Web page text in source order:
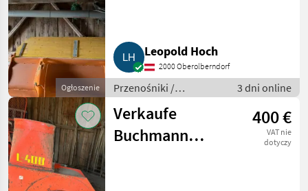
Ogłoszenie
Leopold Hoch
2000 Oberolberndorf
Przenośniki /
Przenośniki dmuchawe
3 dni online
Verkaufe
Buchmann
400 €
VAT nie
dotyczy